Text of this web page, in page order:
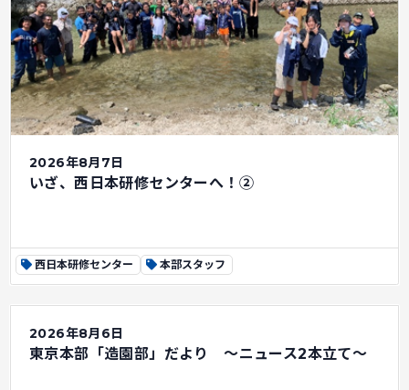
2026年8月7日
いざ、西日本研修センターへ！②
西日本研修センター 本部スタッフ
2026年8月6日
東京本部「造園部」だより ～ニュース2本立て～